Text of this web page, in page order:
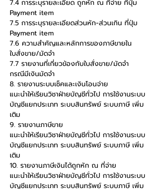
7.4 การระบุรายละเอียด ถูกหัก ณ ที่จ่าย ที่ปุ่ม
Payment item
7.5 การระบุรายละเอียดส่วนหัก-ส่วนเกิน ที่ปุ่ม
Payment item
7.6 ความสำคัญและหลักการของภาษีขายใน
ใบสั่งขาย/มัดจำ
7.7 รายงานที่เกี่ยวข้องกับใบสั่งขาย/มัดจำ
กรณีมีเงินมัดจำ
8. รายงานระบบเช็คและเงินโอนจ่าย
แนะนำให้เรียนวิชาฝ่ายบัญชีทั่วไป การใช้งานระบบ
บัญชีแยกประเภท ระบบสินทรัพย์ ระบบภาษี เพิ่ม
เติม
9. รายงานภาษีขาย
แนะนำให้เรียนวิชาฝ่ายบัญชีทั่วไป การใช้งานระบบ
บัญชีแยกประเภท ระบบสินทรัพย์ ระบบภาษี เพิ่ม
เติม
10. รายงานภาษีเงินได้ถูกหัก ณ ที่จ่าย
แนะนำให้เรียนวิชาฝ่ายบัญชีทั่วไป การใช้งานระบบ
บัญชีแยกประเภท ระบบสินทรัพย์ ระบบภาษี เพิ่ม